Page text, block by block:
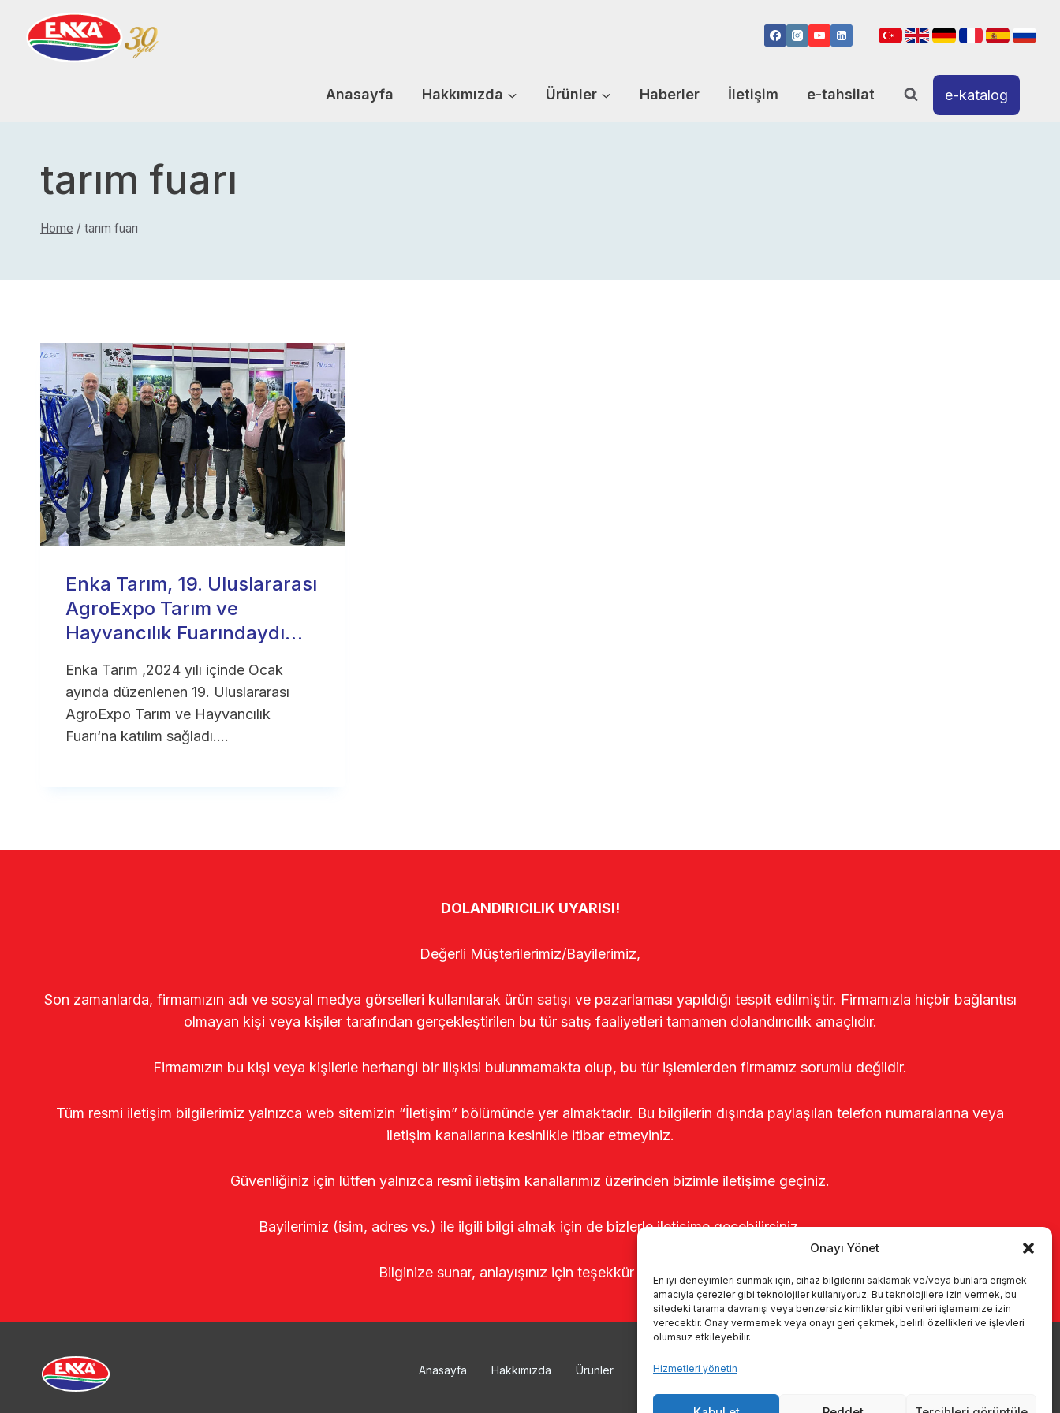
Onayı Yönet
En iyi deneyimleri sunmak için, cihaz bilgilerini saklamak ve/veya bunlara erişmek
amacıyla çerezler gibi teknolojiler kullanıyoruz. Bu teknolojilere izin vermek, bu
sitedeki tarama davranışı veya benzersiz kimlikler gibi verileri işlememize izin
verecektir. Onay vermemek veya onayı geri çekmek, belirli özellikleri ve işlevleri
olumsuz etkileyebilir.
Hizmetleri yönetin
content
Anasayfa Hakkımızda Ürünler Haberler İletişim e-tahsilat e-katalog
tarım fuarı
Home / tarım fuarı
Enka Tarım, 19. Uluslararası
AgroExpo Tarım ve
Hayvancılık Fuarındaydı…
Enka Tarım ,2024 yılı içinde Ocak
ayında düzenlenen 19. Uluslararası
AgroExpo Tarım ve Hayvancılık
Fuarı‘na katılım sağladı….
DOLANDIRICILIK UYARISI!
Değerli Müşterilerimiz/Bayilerimiz,
Son zamanlarda, firmamızın adı ve sosyal medya görselleri kullanılarak ürün satışı ve pazarlaması yapıldığı tespit edilmiştir. Firmamızla hiçbir bağlantısı
olmayan kişi veya kişiler tarafından gerçekleştirilen bu tür satış faaliyetleri tamamen dolandırıcılık amaçlıdır.
Firmamızın bu kişi veya kişilerle herhangi bir ilişkisi bulunmamakta olup, bu tür işlemlerden firmamız sorumlu değildir.
Tüm resmi iletişim bilgilerimiz yalnızca web sitemizin “İletişim” bölümünde yer almaktadır. Bu bilgilerin dışında paylaşılan telefon numaralarına veya
iletişim kanallarına kesinlikle itibar etmeyiniz.
Güvenliğiniz için lütfen yalnızca resmî iletişim kanallarımız üzerinden bizimle iletişime geçiniz.
Bayilerimiz (isim, adres vs.) ile ilgili bilgi almak için de bizlerle iletişime geçebilirsiniz.
Bilginize sunar, anlayışınız için teşekkür ederiz.
Anasayfa Hakkımızda Ürünler Sağımhaneler Kataloglar